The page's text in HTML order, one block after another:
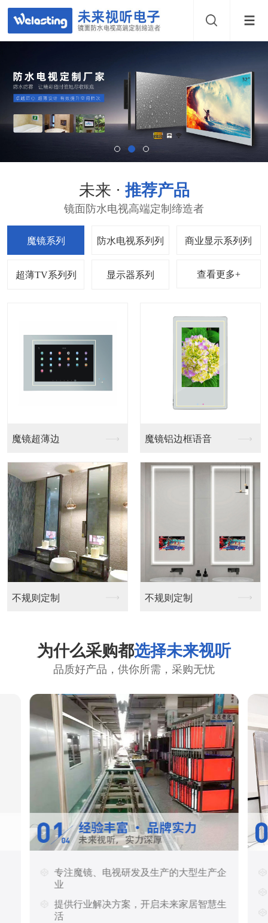
未来 · 推荐产品
镜面防水电视高端定制缔造者
魔镜系列 防水电视系列 商业显示系列
超薄TV系列 显示器系列 查看更多+
魔镜超薄边 魔镜铝边框语音
不规则定制 不规则定制
为什么采购都选择未来视听
品质好产品，供你所需，采购无忧
专注魔镜、电视研发及生产的大型生产企
业
提供行业解决方案，开启未来家居智慧生
活